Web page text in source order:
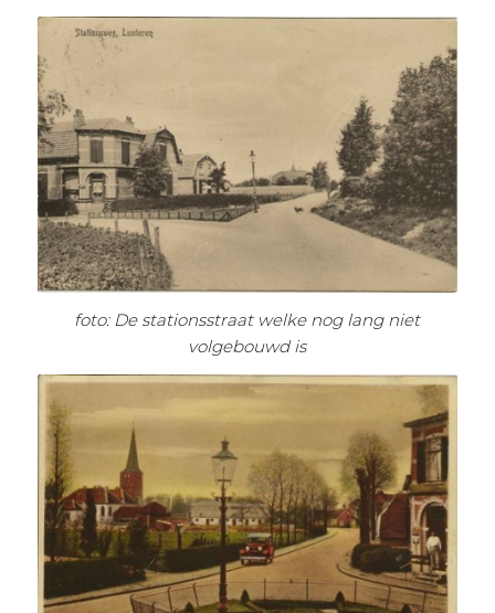
foto: De stationsstraat welke nog lang niet
volgebouwd is